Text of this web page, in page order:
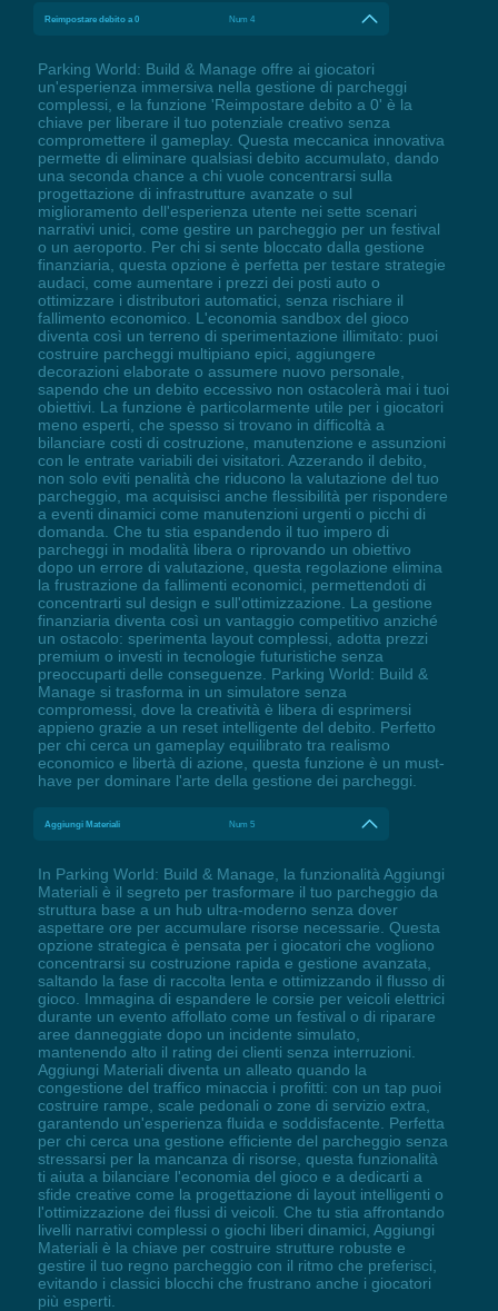
Reimpostare debito a 0 Num 4
Parking World: Build & Manage offre ai giocatori
un'esperienza immersiva nella gestione di parcheggi
complessi, e la funzione 'Reimpostare debito a 0' è la
chiave per liberare il tuo potenziale creativo senza
compromettere il gameplay. Questa meccanica innovativa
permette di eliminare qualsiasi debito accumulato, dando
una seconda chance a chi vuole concentrarsi sulla
progettazione di infrastrutture avanzate o sul
miglioramento dell'esperienza utente nei sette scenari
narrativi unici, come gestire un parcheggio per un festival
o un aeroporto. Per chi si sente bloccato dalla gestione
finanziaria, questa opzione è perfetta per testare strategie
audaci, come aumentare i prezzi dei posti auto o
ottimizzare i distributori automatici, senza rischiare il
fallimento economico. L'economia sandbox del gioco
diventa così un terreno di sperimentazione illimitato: puoi
costruire parcheggi multipiano epici, aggiungere
decorazioni elaborate o assumere nuovo personale,
sapendo che un debito eccessivo non ostacolerà mai i tuoi
obiettivi. La funzione è particolarmente utile per i giocatori
meno esperti, che spesso si trovano in difficoltà a
bilanciare costi di costruzione, manutenzione e assunzioni
con le entrate variabili dei visitatori. Azzerando il debito,
non solo eviti penalità che riducono la valutazione del tuo
parcheggio, ma acquisisci anche flessibilità per rispondere
a eventi dinamici come manutenzioni urgenti o picchi di
domanda. Che tu stia espandendo il tuo impero di
parcheggi in modalità libera o riprovando un obiettivo
dopo un errore di valutazione, questa regolazione elimina
la frustrazione da fallimenti economici, permettendoti di
concentrarti sul design e sull'ottimizzazione. La gestione
finanziaria diventa così un vantaggio competitivo anziché
un ostacolo: sperimenta layout complessi, adotta prezzi
premium o investi in tecnologie futuristiche senza
preoccuparti delle conseguenze. Parking World: Build &
Manage si trasforma in un simulatore senza
compromessi, dove la creatività è libera di esprimersi
appieno grazie a un reset intelligente del debito. Perfetto
per chi cerca un gameplay equilibrato tra realismo
economico e libertà di azione, questa funzione è un must-
have per dominare l'arte della gestione dei parcheggi.
Aggiungi Materiali Num 5
In Parking World: Build & Manage, la funzionalità Aggiungi
Materiali è il segreto per trasformare il tuo parcheggio da
struttura base a un hub ultra-moderno senza dover
aspettare ore per accumulare risorse necessarie. Questa
opzione strategica è pensata per i giocatori che vogliono
concentrarsi su costruzione rapida e gestione avanzata,
saltando la fase di raccolta lenta e ottimizzando il flusso di
gioco. Immagina di espandere le corsie per veicoli elettrici
durante un evento affollato come un festival o di riparare
aree danneggiate dopo un incidente simulato,
mantenendo alto il rating dei clienti senza interruzioni.
Aggiungi Materiali diventa un alleato quando la
congestione del traffico minaccia i profitti: con un tap puoi
costruire rampe, scale pedonali o zone di servizio extra,
garantendo un'esperienza fluida e soddisfacente. Perfetta
per chi cerca una gestione efficiente del parcheggio senza
stressarsi per la mancanza di risorse, questa funzionalità
ti aiuta a bilanciare l'economia del gioco e a dedicarti a
sfide creative come la progettazione di layout intelligenti o
l'ottimizzazione dei flussi di veicoli. Che tu stia affrontando
livelli narrativi complessi o giochi liberi dinamici, Aggiungi
Materiali è la chiave per costruire strutture robuste e
gestire il tuo regno parcheggio con il ritmo che preferisci,
evitando i classici blocchi che frustrano anche i giocatori
più esperti.